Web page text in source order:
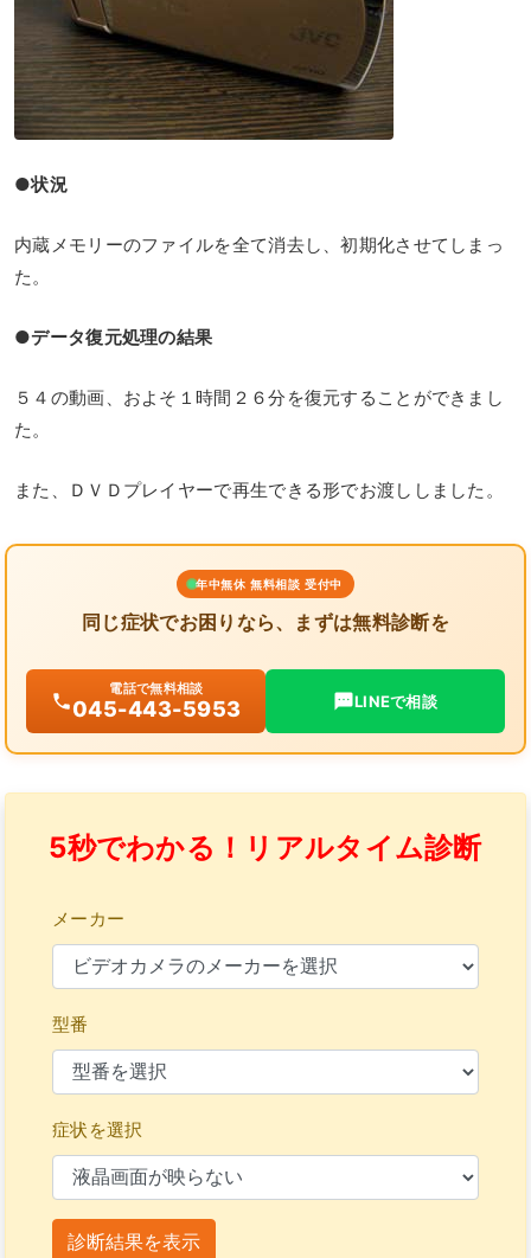
●状況
内蔵メモリーのファイルを全て消去し、初期化させてしまっ
た。
●データ復元処理の結果
５４の動画、およそ１時間２６分を復元することができまし
た。
また、ＤＶＤプレイヤーで再生できる形でお渡ししました。
年中無休 無料相談 受付中
同じ症状でお困りなら、まずは無料診断を
電話で無料相談
045-443-5953 LINEで相談
5秒でわかる！リアルタイム診断
メーカー
型番
症状を選択
診断結果を表示